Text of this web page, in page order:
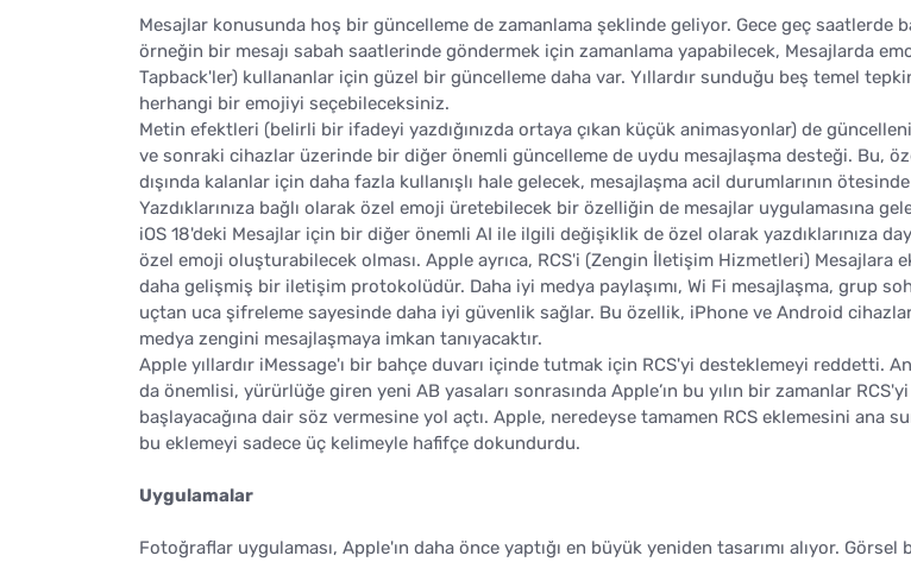
Mesajlar konusunda hoş bir güncelleme de zamanlama şeklinde geliyor. Gece geç saatlerde
örneğin bir mesajı sabah saatlerinde göndermek için zamanlama yapabilecek, Mesajlarda
Tapback'ler) kullananlar için güzel bir güncelleme daha var. Yıllardır sunduğu beş temel
herhangi bir emojiyi seçebileceksiniz.
Metin efektleri (belirli bir ifadeyi yazdığınızda ortaya çıkan küçük animasyonlar) de
ve sonraki cihazlar üzerinde bir diğer önemli güncelleme de uydu mesajlaşma desteği. Bu,
dışında kalanlar için daha fazla kullanışlı hale gelecek, mesajlaşma acil durumlarının
Yazdıklarınıza bağlı olarak özel emoji üretebilecek bir özelliğin de mesajlar uygulamasına
iOS 18'deki Mesajlar için bir diğer önemli AI ile ilgili değişiklik de özel olarak yazdıklarınıza
özel emoji oluşturabilecek olması. Apple ayrıca, RCS'i (Zengin İletişim Hizmetleri) Mesajlara
daha gelişmiş bir iletişim protokolüdür. Daha iyi medya paylaşımı, Wi Fi mesajlaşma, grup
uçtan uca şifreleme sayesinde daha iyi güvenlik sağlar. Bu özellik, iPhone ve Android
medya zengini mesajlaşmaya imkan tanıyacaktır.
Apple yıllardır iMessage'ı bir bahçe duvarı içinde tutmak için RCS'yi desteklemeyi reddetti.
da önemlisi, yürürlüğe giren yeni AB yasaları sonrasında Apple’ın bu yılın bir zamanlar
başlayacağına dair söz vermesine yol açtı. Apple, neredeyse tamamen RCS eklemesini ana
bu eklemeyi sadece üç kelimeyle hafifçe dokundurdu.
Uygulamalar
Fotoğraflar uygulaması, Apple'ın daha önce yaptığı en büyük yeniden tasarımı alıyor.